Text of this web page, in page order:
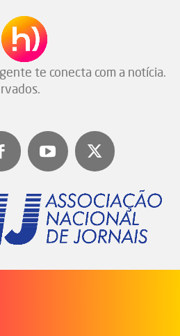
te conecta com a notícia.